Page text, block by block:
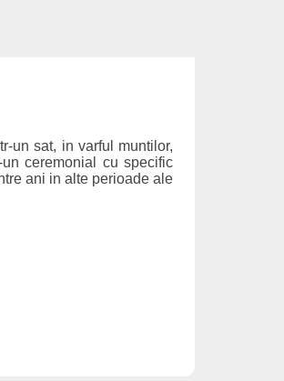
un sat, in varful muntilor,
ceremonial cu specific
ani in alte perioade ale